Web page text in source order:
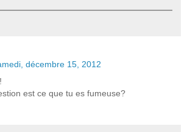
décembre 15, 2012
est ce que tu es fumeuse?